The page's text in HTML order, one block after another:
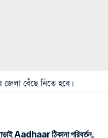
বেঁছে নিতে হবে।
Aadhaar ঠিকানা পরিবর্তন,